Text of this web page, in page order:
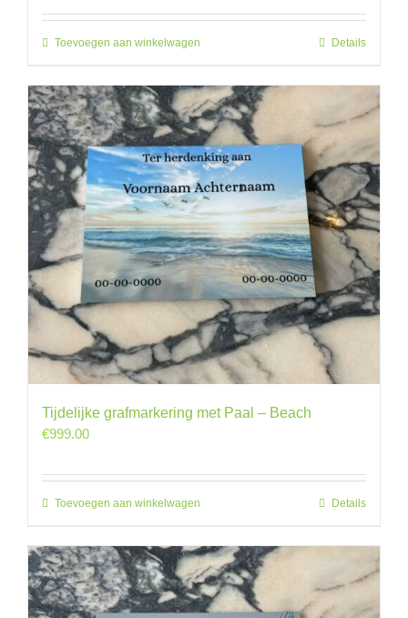
Toevoegen aan winkelwagen Details
Tijdelijke grafmarkering met Paal – Beach
€999.00
Toevoegen aan winkelwagen Details